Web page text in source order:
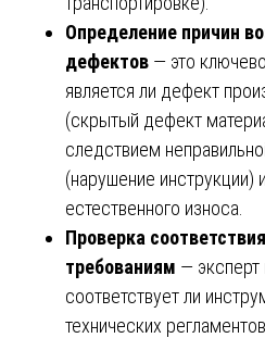
Определение причин
дефектов — это
является ли дефект
(скрытый дефект
следствием
(нарушение инструкции)
естественного износа.
Проверка
требованиям — эксперт
соответствует ли
технических